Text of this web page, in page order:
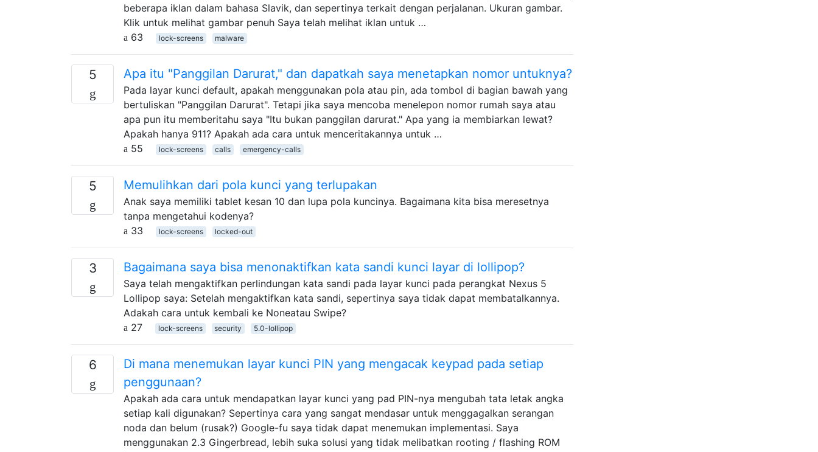
beberapa iklan dalam bahasa Slavik, dan sepertinya terkait dengan perjalanan. Ukuran gambar.
Klik untuk melihat gambar penuh Saya telah melihat iklan untuk …
63
lock-screens malware
5 Apa itu "Panggilan Darurat," dan dapatkah saya menetapkan nomor untuknya?
Pada layar kunci default, apakah menggunakan pola atau pin, ada tombol di bagian bawah yang
bertuliskan "Panggilan Darurat". Tetapi jika saya mencoba menelepon nomor rumah saya atau
apa pun itu memberitahu saya "Itu bukan panggilan darurat." Apa yang ia membiarkan lewat?
Apakah hanya 911? Apakah ada cara untuk menceritakannya untuk …
55
lock-screens calls emergency-calls
5 Memulihkan dari pola kunci yang terlupakan
Anak saya memiliki tablet kesan 10 dan lupa pola kuncinya. Bagaimana kita bisa meresetnya
tanpa mengetahui kodenya?
33
lock-screens locked-out
3 Bagaimana saya bisa menonaktifkan kata sandi kunci layar di lollipop?
Saya telah mengaktifkan perlindungan kata sandi pada layar kunci pada perangkat Nexus 5
Lollipop saya: Setelah mengaktifkan kata sandi, sepertinya saya tidak dapat membatalkannya.
Adakah cara untuk kembali ke Noneatau Swipe?
27
lock-screens security 5.0-lollipop
6
Di mana menemukan layar kunci PIN yang mengacak keypad pada setiap
penggunaan?
Apakah ada cara untuk mendapatkan layar kunci yang pad PIN-nya mengubah tata letak angka
setiap kali digunakan? Sepertinya cara yang sangat mendasar untuk menggagalkan serangan
noda dan belum (rusak?) Google-fu saya tidak dapat menemukan implementasi. Saya
menggunakan 2.3 Gingerbread, lebih suka solusi yang tidak melibatkan rooting / flashing ROM